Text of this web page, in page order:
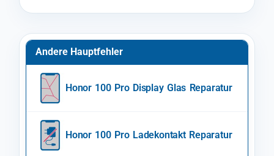
Andere Hauptfehler
Honor 100 Pro Display Glas Reparatur
Honor 100 Pro Ladekontakt Reparatur